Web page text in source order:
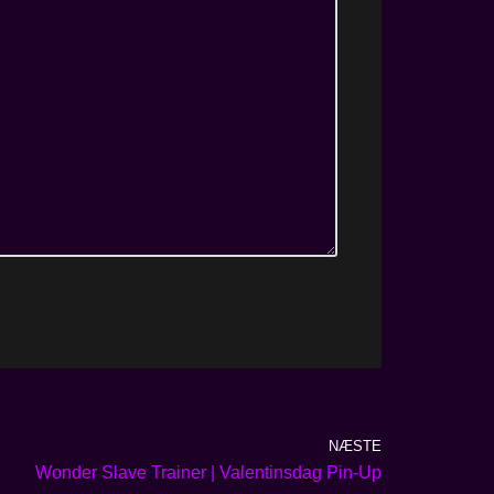
NÆSTE
Wonder Slave Trainer | Valentinsdag Pin-Up